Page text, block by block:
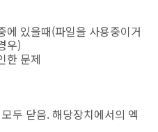
에 있을때(파일을 사용중이거
우)
한 문제
두 닫음. 해당장치에서의 엑